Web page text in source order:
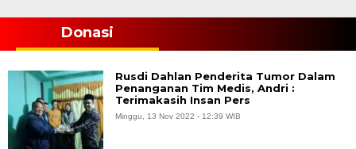
Donasi
Rusdi Dahlan Penderita Tumor Dalam
Penanganan Tim Medis, Andri :
Terimakasih Insan Pers
Minggu, 13 Nov 2022 - 12:39 WIB